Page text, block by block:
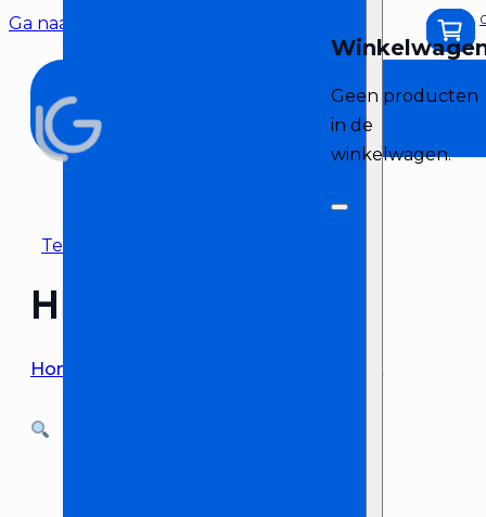
Ga naar hoofdinhoud
Geen producten
in de
winkelwagen.
Terug naar overzicht
HK Audio Actor set
Home HK Audio Actor set